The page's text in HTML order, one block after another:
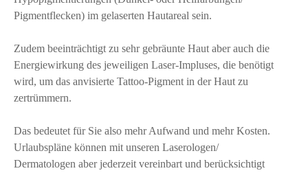
Pigmentflecken) im gelaserten Hautareal sein.
Zudem beeinträchtigt zu sehr gebräunte Haut aber auch die
Energiewirkung des jeweiligen Laser-Impluses, die benötigt
wird, um das anvisierte Tattoo-Pigment in der Haut zu
zertrümmern.
Das bedeutet für Sie also mehr Aufwand und mehr Kosten.
Urlaubspläne können mit unseren Laserologen/
Dermatologen aber jederzeit vereinbart und berücksichtigt